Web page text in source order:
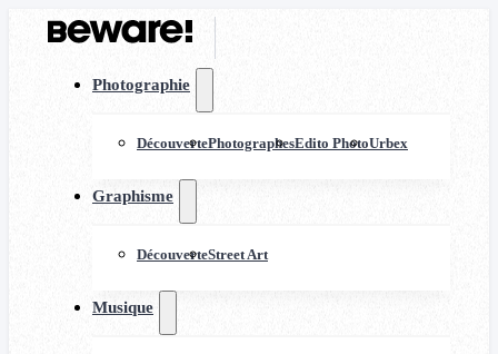
Photographie
DécouvertePhotographesEdito PhotoUrbex
Graphisme
DécouverteStreet Art
Musique